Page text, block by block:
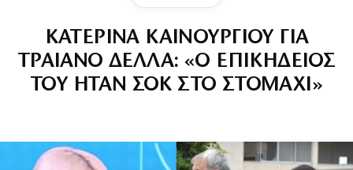
ΚΑΤΕΡΙΝΑ ΚΑΙΝΟΥΡΓΙΟΥ ΓΙΑ
ΤΡΑΙΑΝΟ ΔΕΛΛΑ: «Ο ΕΠΙΚΗΔΕΙΟΣ
ΤΟΥ ΗΤΑΝ ΣΟΚ ΣΤΟ ΣΤΟΜΑΧΙ»